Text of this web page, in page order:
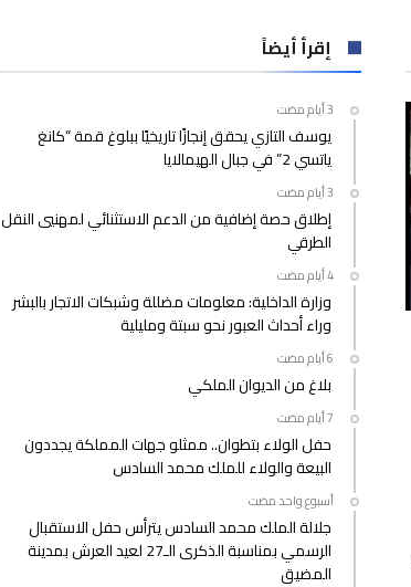
للأشخاص
في
إعاقة
مغلقة
إقرأ أيضاً
يوسف التازي يحقق إنجازًا تاريخيًا ببلوغ قمة “كانغ
ياتسي 2” في جبال الهيمالايا
إطلاق حصة إضافية من الدعم الاستثنائي لمهنيي النقل
الطرقي
‫‫‫‏‫4 أيام مضت‬
وزارة الداخلية: معلومات مضللة وشبكات الاتجار بالبشر
وراء أحداث العبور نحو سبتة ومليلية
بلاغ من الديوان الملكي
حفل الولاء بتطوان.. ممثلو جهات المملكة يجددون
البيعة والولاء للملك محمد السادس
‫‫‫‏‫أسبوع واحد مضت‬
جلالة الملك محمد السادس يترأس حفل الاستقبال
الرسمي بمناسبة الذكرى الـ27 لعيد العرش بمدينة
المضيق